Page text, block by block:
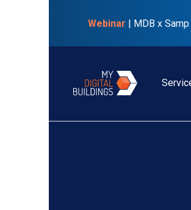
Webinar | MDB x